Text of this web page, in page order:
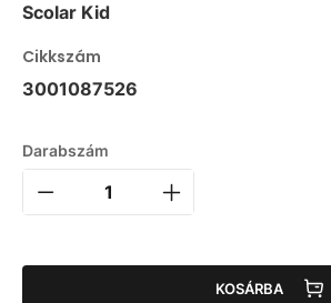
Scolar Kid
Cikkszám
3001087526
Darabszám
KOSÁRBA